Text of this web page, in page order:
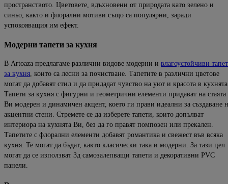
пространството. Цветовете, вдъхновени от природата като зелено и
синьо , както и флорални мотиви също са популярни, заради
успокояващия им ефект.
Модерни тапети за кухня
В Artoaza предлагаме различни видове модерни и влагоустойчиви
за кухня, които са лесни за почистване. Тапетите в различни цветове
могат да добавят стил и да придадат чувство на уют и красота в
Тапети за кухня с фигурни и геометрични елементи придават на стаята
Ви модерен и динамичен акцент, което ги прави идеални за създаване
акцентни стени. Стремете се да изберете тапети, които допълват
интериора на кухнята Ви, без да го правят помпозен или прекален.
Тапетите с флорални елементи добавят романтика и свежест във всяка
кухня. Те могат да бъдат, както класически така и модерни. За тази цел
могат да се използват 3д самозалепващи тапети и декоративни PVC
панели.